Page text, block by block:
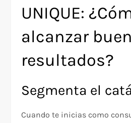
UNIQUE:
alcanzar
resultados?
Segmenta el
Cuando te inicias como